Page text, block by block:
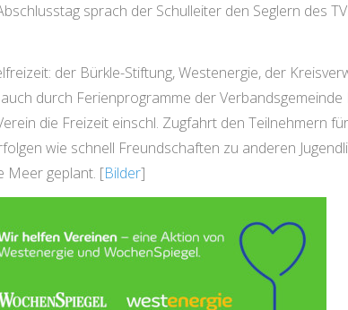
sprach der Schulleiter den Seglern des
der Bürkle-Stiftung, Westenergie, der
durch Ferienprogramme der
die Freizeit einschl. Zugfahrt den Teilnehmern
wie schnell Freundschaften zu anderen
Meer geplant. [Bilder]